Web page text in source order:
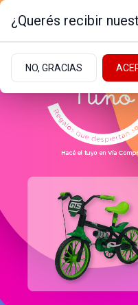
Noticias
¿Querés recibir
NO, GRACIAS